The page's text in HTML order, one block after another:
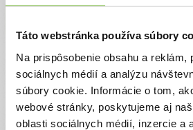
Táto webstránka používa súbory
Na prispôsobenie obsahu a
sociálnych médií a analýzu
súbory cookie. Informácie o tom,
webové stránky, poskytujeme aj
oblasti sociálnych médií, inzercie a
Kontaktné údaje
V prípade akýchkoľvek otázok nás
emailom, alebo telefonicky.
ĽUDIA ĽUĎOM, n. o.